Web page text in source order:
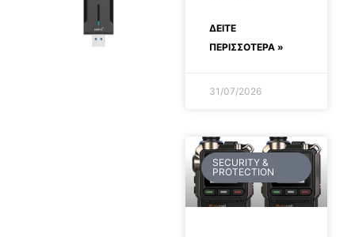
ΔΕΊΤΕ
ΠΕΡΙΣΣΟΤΕΡΑ »
31/07/2026
SECURITY &
PROTECTION